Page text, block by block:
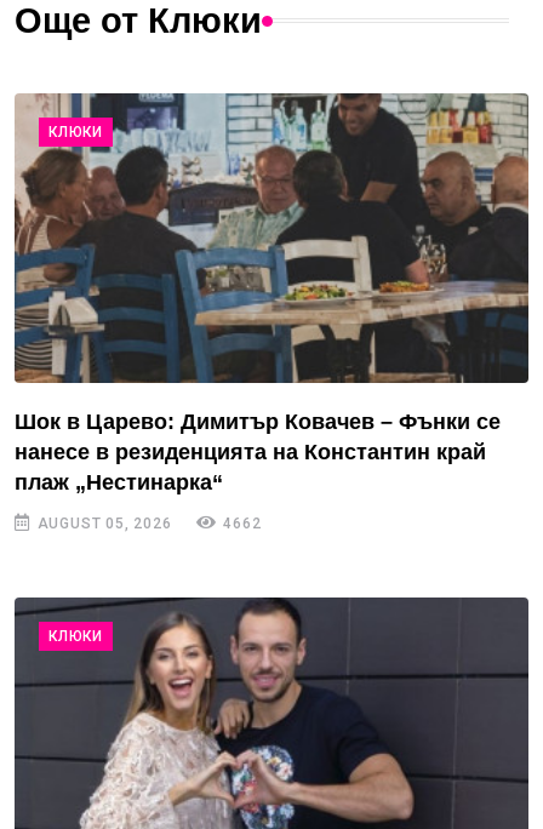
Още от Клюки
КЛЮКИ
Шок в Царево: Димитър Ковачев – Фънки се
нанесе в резиденцията на Константин край
плаж „Нестинарка“
AUGUST 05, 2026 4662
КЛЮКИ